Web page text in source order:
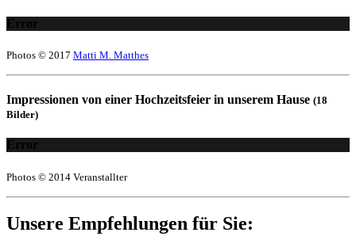
Error
Photos © 2017 Matti M. Matthes
Impressionen von einer Hochzeitsfeier in unserem Hause (18
Bilder)
Error
Photos © 2014 Veranstallter
Unsere Empfehlungen für Sie: